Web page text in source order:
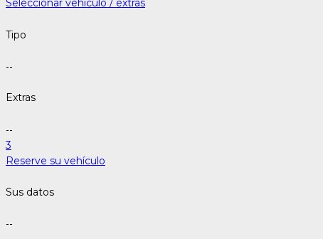
Seleccionar vehículo / extras
Tipo
--
Extras
--
3
Reserve su vehículo
Sus datos
--